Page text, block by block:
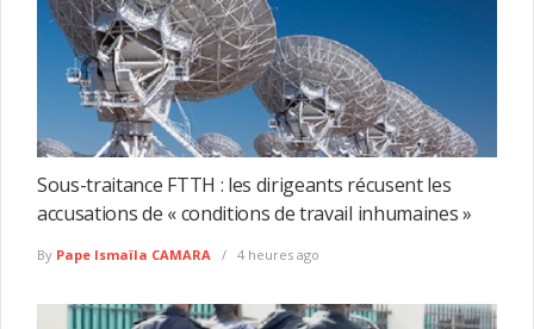
Sous-traitance FTTH : les dirigeants récusent les
accusations de « conditions de travail inhumaines »
By Pape Ismaïla CAMARA 4 heures ago